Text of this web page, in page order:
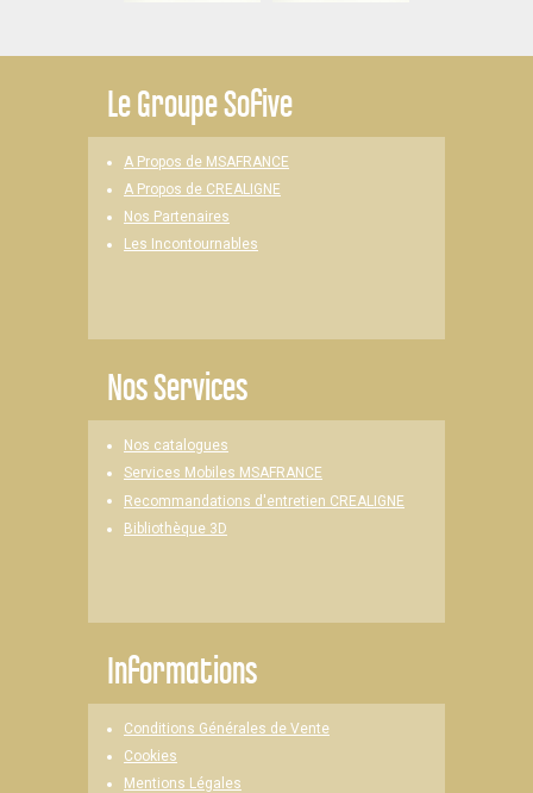
LeGroupe Sofive
A Propos de MSAFRANCE
A Propos de CREALIGNE
Nos Partenaires
Les Incontournables
Nos Services
Nos catalogues
Services Mobiles MSAFRANCE
Recommandations d'entretien CREALIGNE
Bibliothèque 3D
Informations
Conditions Générales de Vente
Cookies
Mentions Légales